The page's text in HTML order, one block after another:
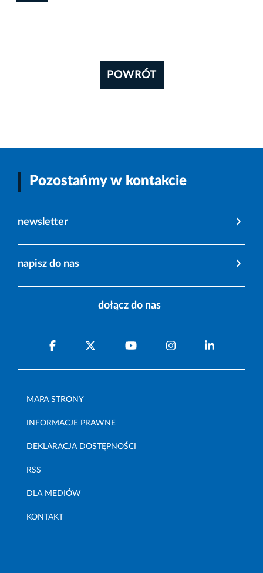
POWRÓT
Pozostańmy w kontakcie
newsletter
napisz do nas
dołącz do nas
MAPA STRONY
INFORMACJE PRAWNE
DEKLARACJA DOSTĘPNOŚCI
RSS
DLA MEDIÓW
KONTAKT